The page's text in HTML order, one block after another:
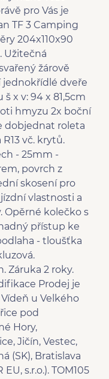
pro Vás je
TF 3 Camping
204x110x90
Užitečná
žárově
jednokřídlé dveře
x v: 94 x 81,5cm
hmyzu 2x boční
dobjednat roleta
vč. krytů.
- 25mm -
povrch z
skosení pro
vlastnosti a
Opěrné kolečko s
přístup ke
- tloušťka
Záruka 2 roky.
Prodej je
u Velkého
pod
Hory,
Jičín, Vestec,
(SK), Bratislava
s.r.o.). TOM105